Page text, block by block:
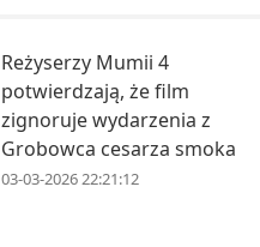
Reżyserzy Mumii 4
potwierdzają, że film
zignoruje wydarzenia z
Grobowca cesarza smoka
03-03-2026 22:21:12